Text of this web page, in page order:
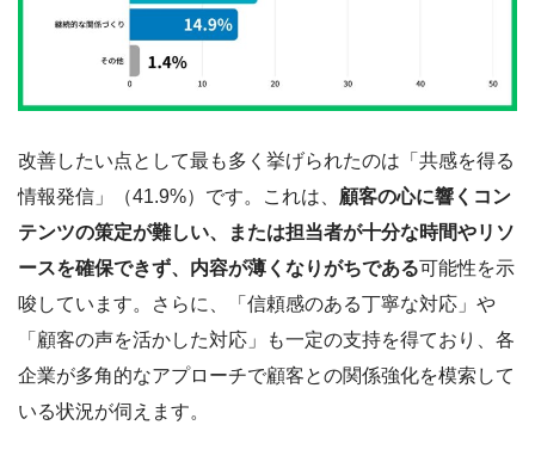
改善したい点として最も多く挙げられたのは「共感を得る
情報発信」（41.9%）です。これは、 顧客の心に響くコン
テンツの策定が難しい、または担当者が十分な時間やリソ
ースを確保できず、内容が薄くなりがちである可能性を示
唆しています。さらに、「信頼感のある丁寧な対応」や
「顧客の声を活かした対応」も一定の支持を得ており、各
企業が多角的なアプローチで顧客との関係強化を模索して
いる状況が伺えます。